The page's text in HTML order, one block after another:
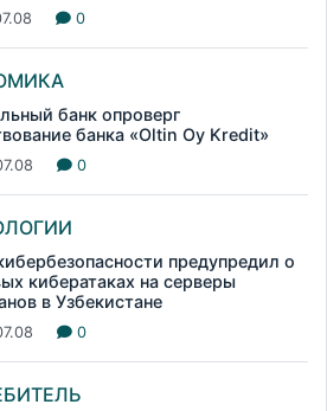
0
банк опроверг
банка «Oltin Oy Kredit»
0
предупредил о
кибератаках на серверы
в Узбекистане
0